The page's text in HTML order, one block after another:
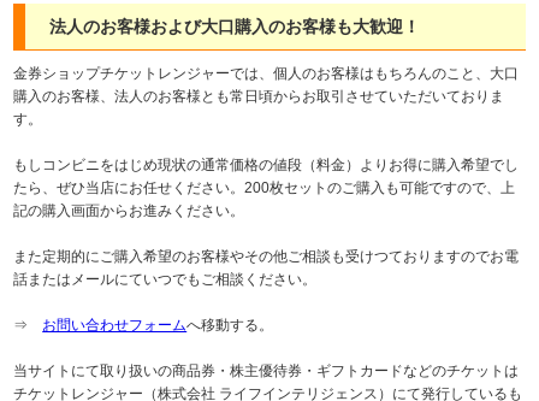
法人のお客様および大口購入のお客様も大歓迎！
金券ショップチケットレンジャーでは、個人のお客様はもちろんのこと、大口
購入のお客様、法人のお客様とも常日頃からお取引させていただいておりま
す。
もしコンビニをはじめ現状の通常価格の値段（料金）よりお得に購入希望でし
たら、ぜひ当店にお任せください。200枚セットのご購入も可能ですので、上
記の購入画面からお進みください。
また定期的にご購入希望のお客様やその他ご相談も受けつておりますのでお電
話またはメールにていつでもご相談ください。
⇒ お問い合わせフォームへ移動する。
当サイトにて取り扱いの商品券・株主優待券・ギフトカードなどのチケットは
チケットレンジャー（株式会社 ライフインテリジェンス）にて発行しているも